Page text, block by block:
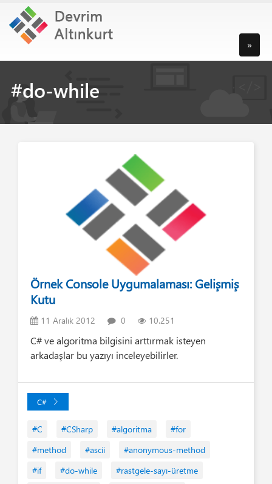
»
#do-while
Örnek Console Uygumalaması: Gelişmiş
Kutu
11 Aralık 2012 0 10.251
C# ve algoritma bilgisini arttırmak isteyen
arkadaşlar bu yazıyı inceleyebilirler.
C#
#C #CSharp #algoritma
#for
#method
#ascii
#anonymous-method
#if
#do-while
#rastgele-sayı-üretme